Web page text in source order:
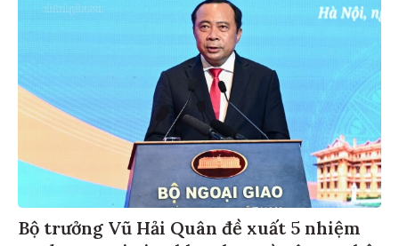
Bộ trưởng Vũ Hải Quân đề xuất 5 nhiệm